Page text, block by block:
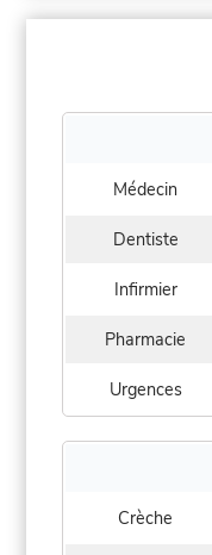
Médecin
Dentiste
Infirmier
Pharmacie
Urgences
Crèche